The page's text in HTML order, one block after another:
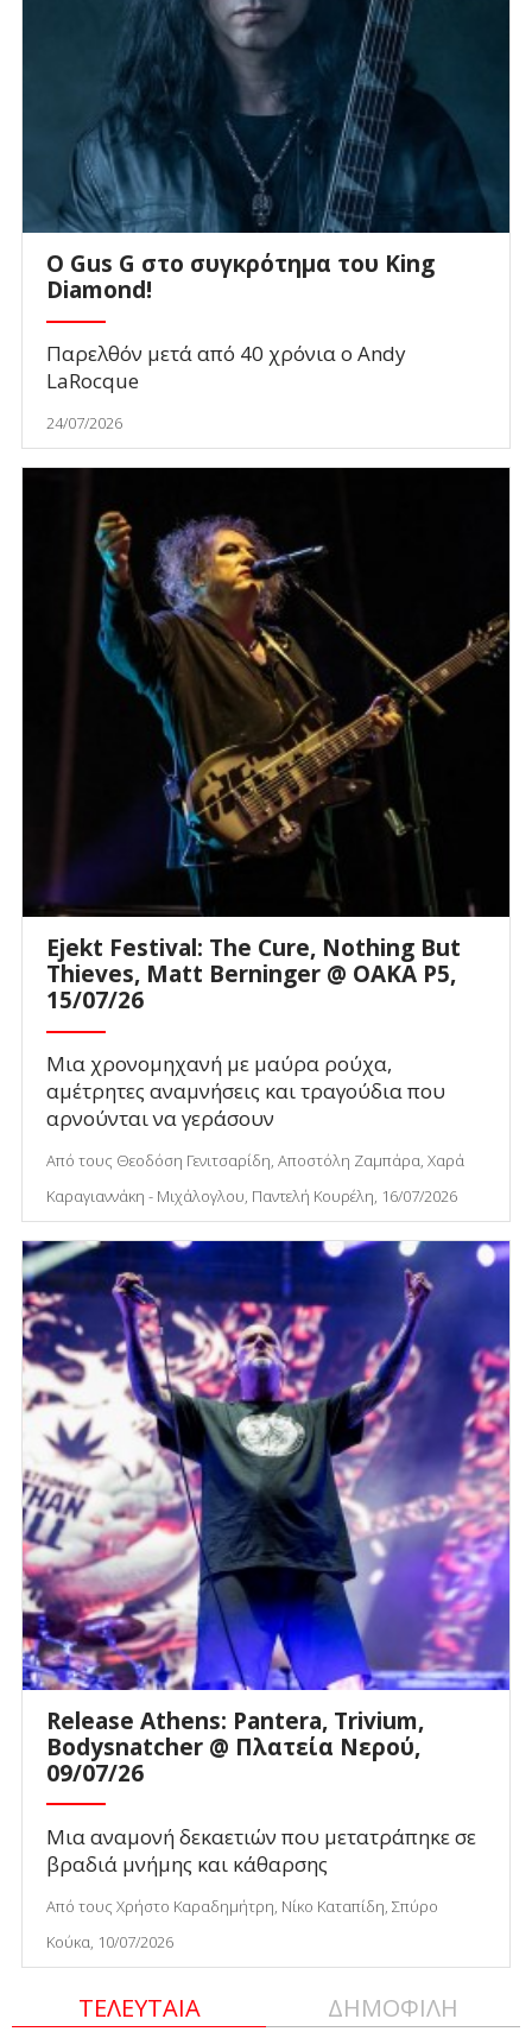
O Gus G στο συγκρότημα του King
Diamond!
Παρελθόν μετά από 40 χρόνια ο Andy
LaRocque
24/07/2026
Ejekt Festival: The Cure, Nothing But
Thieves, Matt Berninger @ ΟΑΚΑ P5,
15/07/26
Μια χρονομηχανή με μαύρα ρούχα,
αμέτρητες αναμνήσεις και τραγούδια που
αρνούνται να γεράσουν
Από τους Θεοδόση Γενιτσαρίδη, Αποστόλη Ζαμπάρα, Χαρά
Καραγιαννάκη - Μιχάλογλου, Παντελή Κουρέλη, 16/07/2026
Release Athens: Pantera, Trivium,
Bodysnatcher @ Πλατεία Νερού,
09/07/26
Μια αναμονή δεκαετιών που μετατράπηκε σε
βραδιά μνήμης και κάθαρσης
Από τους Χρήστο Καραδημήτρη, Νίκο Καταπίδη, Σπύρο
Κούκα, 10/07/2026
ΤΕΛΕΥΤΑΙΑ ΔΗΜΟΦΙΛΗ